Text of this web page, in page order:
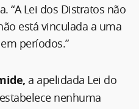
“A Lei dos Distratos não
está vinculada a uma
períodos.”
a apelidada Lei do
nenhuma